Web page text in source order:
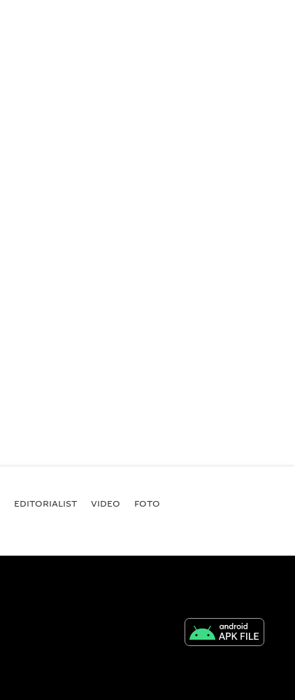
EDITORIALIST VIDEO FOTO